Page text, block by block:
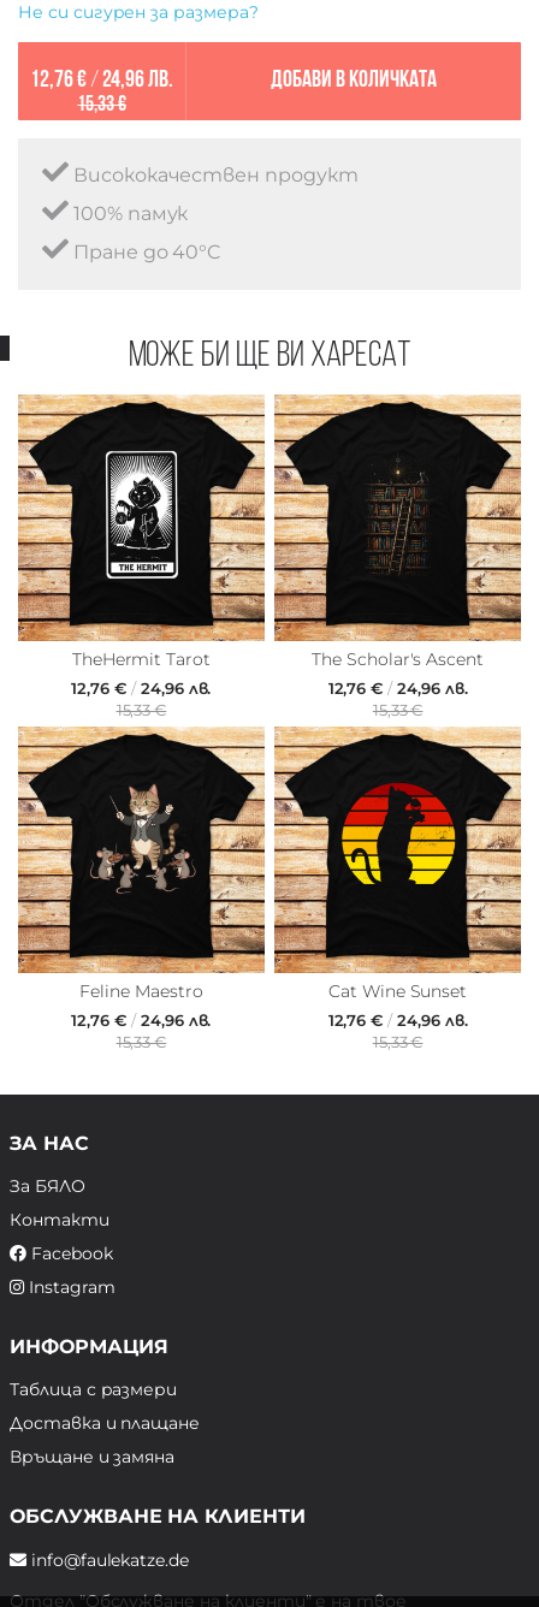
Не си сигурен за размера?
12,76 €/ 24,96 лв.
15,33 €
Добави в количката
Висококачествен продукт
100% памук
Пране до 40°C
Може би ще ви харесат
TheHermit Tarot
12,76 € /24,96 лв.
15,33 €
The Scholar's Ascent
12,76 €/24,96 лв.
15,33 €
Feline Maestro
12,76 € /24,96 лв.
15,33 €
Cat Wine Sunset
12,76 €/24,96 лв.
15,33 €
ЗА НАС
За БЯЛО
Контакти
Facebook
Instagram
ИНФОРМАЦИЯ
Таблица с размери
Доставка и плащане
Връщане и замяна
ОБСЛУЖВАНЕ НА КЛИЕНТИ
info@faulekatze.de
Отдел "Обслужване на клиенти" е на твое